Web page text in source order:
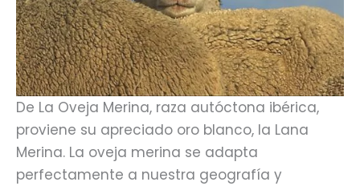
De La Oveja Merina, raza autóctona ibérica,
proviene su apreciado oro blanco, la Lana
Merina. La oveja merina se adapta
perfectamente a nuestra geografía y